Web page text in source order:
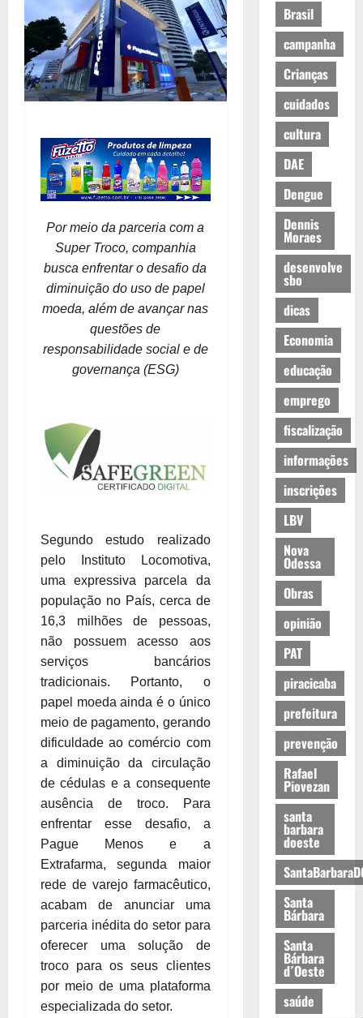
Por meio da parceria com a
Super Troco, companhia
busca enfrentar o desafio da
diminuição do uso de papel
moeda, além de avançar nas
questões de
responsabilidade social e de
governança (ESG)
Segundo estudo realizado
pelo Instituto Locomotiva,
uma expressiva parcela da
população no País, cerca de
16,3 milhões de pessoas,
não possuem acesso aos
serviços bancários
tradicionais. Portanto, o
papel moeda ainda é o único
meio de pagamento, gerando
dificuldade ao comércio com
a diminuição da circulação
de cédulas e a consequente
ausência de troco. Para
enfrentar esse desafio, a
Pague Menos e a
Extrafarma, segunda maior
rede de varejo farmacêutico,
acabam de anunciar uma
parceria inédita do setor para
oferecer uma solução de
troco para os seus clientes
por meio de uma plataforma
especializada do setor.
Brasil
campanha
Crianças
cuidados
cultura
DAE
Dengue
Dennis
Moraes
desenvolve
sbo
dicas
Economia
educação
emprego
fiscalização
informações
inscrições
LBV
Nova
Odessa
Obras
opinião
PAT
piracicaba
prefeitura
prevenção
Rafael
Piovezan
santa
barbara
doeste
Santa
Bárbara
Santa
Bárbara
d´Oeste
saúde